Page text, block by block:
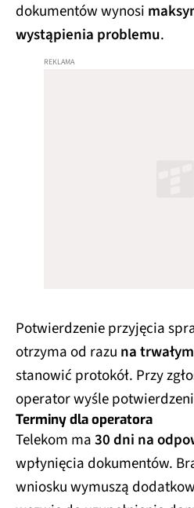
dokumentów wynosi
wystąpienia problemu.
Potwierdzenie przyjęcia
otrzyma od razu na
stanowić protokół. Przy
operator wyśle
Terminy dla operatora
Telekom ma30 dni na
wpłynięcia dokumentów.
wniosku wymuszą